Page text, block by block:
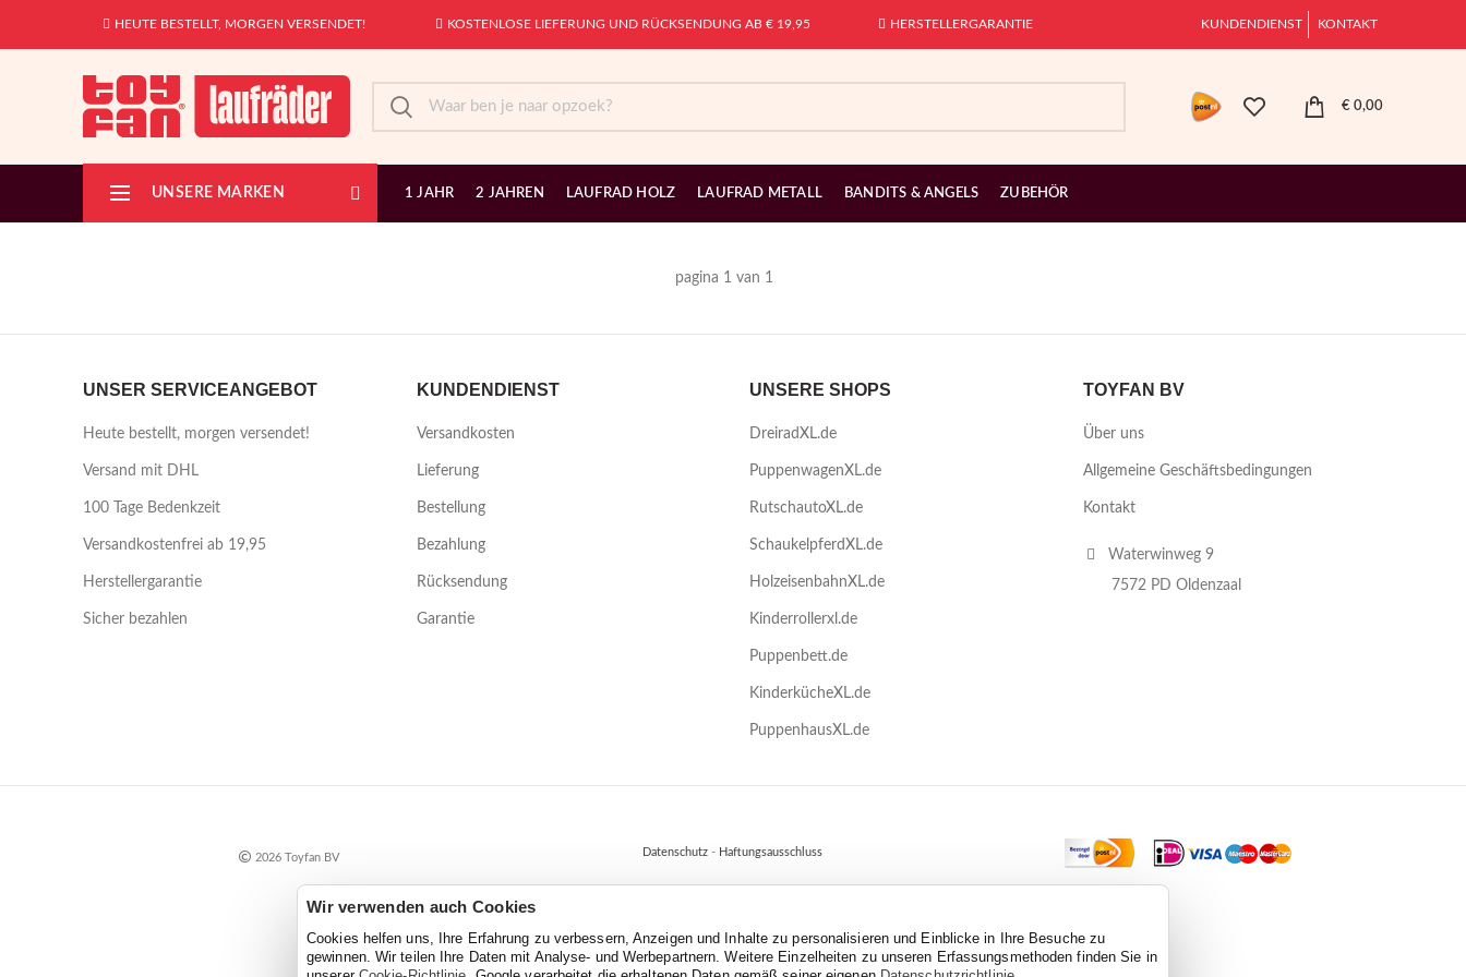
HEUTE BESTELLT, MORGEN VERSENDET! KOSTENLOSE LIEFERUNG UND RÜCKSENDUNG AB € 19,95 HERSTELLERGARANTIE KUNDENDIENST KONTAKT
€ 0,00
UNSERE MARKEN 1 JAHR 2 JAHREN LAUFRAD HOLZ LAUFRAD METALL BANDITS & ANGELS ZUBEHÖR
pagina 1 van 1
UNSER SERVICEANGEBOT
Heute bestellt, morgen versendet!
Versand mit DHL
100 Tage Bedenkzeit
Versandkostenfrei ab 19,95
Herstellergarantie
Sicher bezahlen
KUNDENDIENST
Versandkosten
Lieferung
Bestellung
Bezahlung
Rücksendung
Garantie
UNSERE SHOPS
DreiradXL.de
PuppenwagenXL.de
RutschautoXL.de
SchaukelpferdXL.de
HolzeisenbahnXL.de
Kinderrollerxl.de
Puppenbett.de
KinderkücheXL.de
PuppenhausXL.de
TOYFAN BV
Über uns
Allgemeine Geschäftsbedingungen
Kontakt
Waterwinweg 9
7572 PD Oldenzaal
2026 Toyfan BV Datenschutz - Haftungsausschluss
Wir verwenden auch Cookies
Cookies helfen uns, Ihre Erfahrung zu verbessern, Anzeigen und Inhalte zu personalisieren und Einblicke in Ihre Besuche zu
gewinnen. Wir teilen Ihre Daten mit Analyse- und Werbepartnern. Weitere Einzelheiten zu unseren Erfassungsmethoden finden Sie in